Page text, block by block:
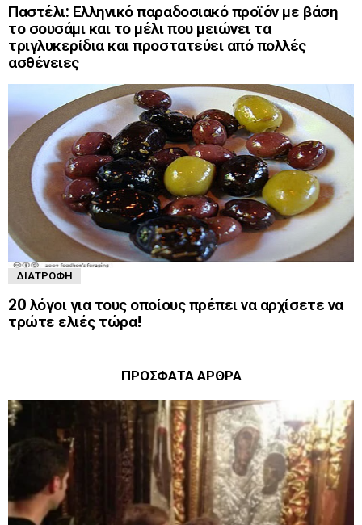
Παστέλι: Ελληνικό παραδοσιακό προϊόν με βάση
το σουσάμι και το μέλι που μειώνει τα
τριγλυκερίδια και προστατεύει από πολλές
ασθένειες
ΔΙΑΤΡΟΦΉ
20 λόγοι για τους οποίους πρέπει να αρχίσετε να
τρώτε ελιές τώρα!
ΠΡΌΣΦΑΤΑ ΆΡΘΡΑ